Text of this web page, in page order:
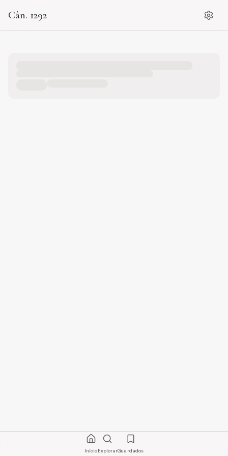
Cân. 1292
InícioExplorarGuardados